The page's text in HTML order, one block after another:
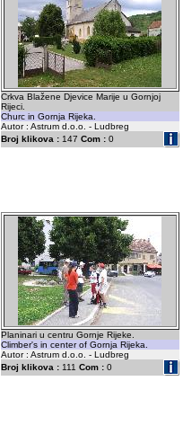
Crkva Blažene Djevice Marije u Gornjoj
Rijeci.
Churc in Gornja Rijeka.
Autor : Astrum d.o.o. - Ludbreg
Broj klikova :147 Com :0
Planinari u centru Gornje Rijeke.
Climber's in center of Gornja Rijeka.
Autor : Astrum d.o.o. - Ludbreg
Broj klikova :111 Com :0